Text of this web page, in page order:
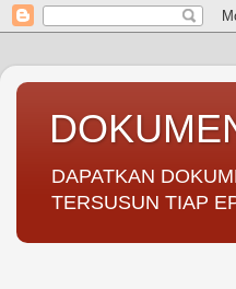
DAPATKAN
TERSUSUN TIAP